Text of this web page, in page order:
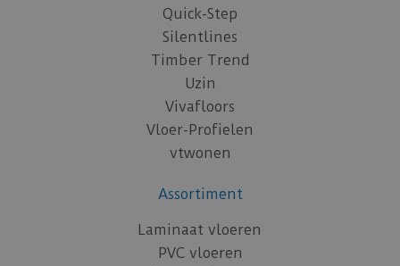
Quick-Step
Silentlines
Timber Trend
Uzin
Vivafloors
Vloer-Profielen
vtwonen
Assortiment
Laminaat vloeren
PVC vloeren